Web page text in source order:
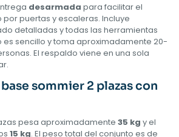
desarmada para facilitar el
puertas y escaleras. Incluye
detalladas y todas las herramientas
es sencillo y toma aproximadamente 20-
El respaldo viene en una sola
sommier 2 plazas con
pesa aproximadamente35 kg y el
15 kg. El peso total del conjunto es de